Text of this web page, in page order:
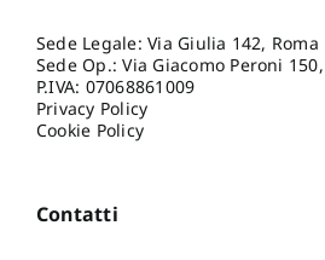
Sede Legale: Via Giulia 142, Roma
Sede Op.: Via Giacomo Peroni
P.IVA: 07068861009
Privacy Policy
Cookie Policy
Contatti